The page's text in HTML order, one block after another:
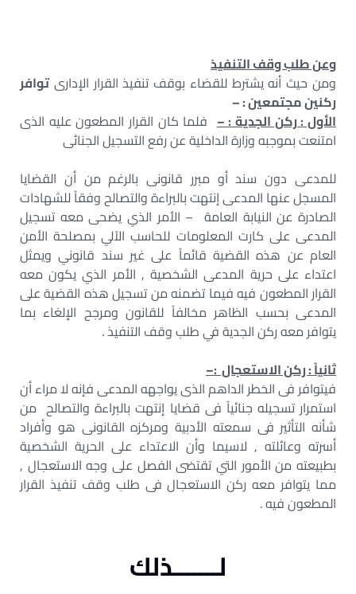
وعن طلب وقف التنفيذ
ومن حيث أنه يشترط للقضاء بوقف تنفيذ القرار الإدارى توافر
ركنين مجتمعين : –
الأول : ركن الجدية : –فلما كان القرار المطعون عليه الذى
امتنعت بموجبه وزارة الداخلية عن رفع التسجيل الجنائى
للمدعى دون سند أو مبرر قانونى بالرغم من أن القضايا
المسجل عنها المدعى إنتهت بالبراءة والتصالح وفقاً للشهادات
الصادرة عن النيابة العامة – الأمر الذي يضحى معه تسجيل
المدعى على كارت المعلومات للحاسب الآلي بمصلحة الأمن
العام عن هذه القضية قائماً على غير سند قانوني ويمثل
اعتداء على حرية المدعى الشخصية , الأمر الذي يكون معه
القرار المطعون فيه فيما تضمنه من تسجيل هذه القضية على
المدعى بحسب الظاهر مخالفاً للقانون ومرجح الإلغاء بما
يتوافر معه ركن الجدية في طلب وقف التنفيذ .
ثانياً : ركن الاستعجال:
–
فيتوافر فى الخطر الداهم الذى يواجهه المدعى فإنه لا مراء أن
استمرار تسجيله جنائياً فى قضايا إنتهت بالبراءة والتصالح من
شأنه التأثير فى سمعته الأدبية ومركزه القانونى هو وأفراد
أسرته وعائلته , لاسيما وأن الاعتداء على الحرية الشخصية
بطبيعته من الأمور التي تقتضى الفصل على وجه الاستعجال ,
مما يتوافر معه ركن الاستعجال فى طلب وقف تنفيذ القرار
المطعون فيه .
لـــــــذلك